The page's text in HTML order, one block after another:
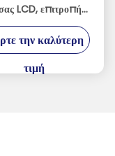
LCD, επιτροπή
480*854 TFT
την καλύτερη
τιμή